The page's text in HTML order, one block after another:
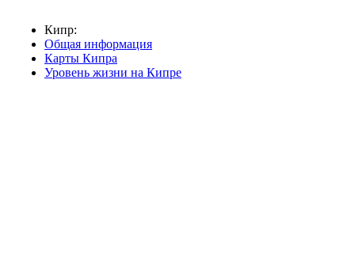
Кипр:
Общая информация
Карты Кипра
Уровень жизни на Кипре